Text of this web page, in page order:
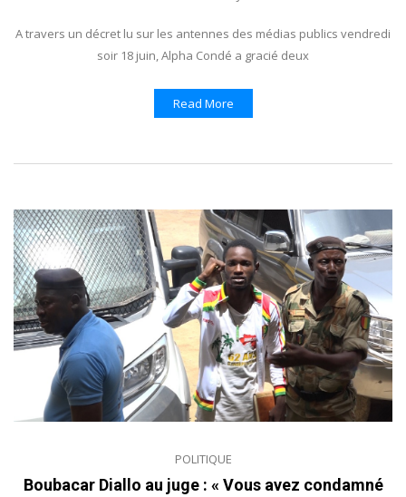
A travers un décret lu sur les antennes des médias publics vendredi
soir 18 juin, Alpha Condé a gracié deux
Read More
POLITIQUE
Boubacar Diallo au juge : « Vous avez condamné